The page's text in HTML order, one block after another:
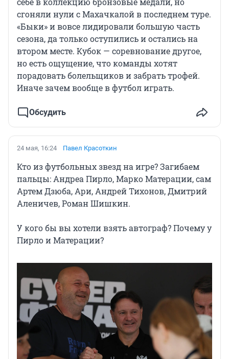
сгоняли нули с Махачкалой в последнем туре.
«Быки» и вовсе лидировали большую часть
сезона, да только оступились и остались на
втором месте. Кубок — соревнование другое,
но есть ощущение, что команды хотят
порадовать болельщиков и забрать трофей.
Иначе зачем вообще в футбол играть.
Обсудить
24 мая, 16:24 Павел Красоткин
Кто из футбольных звезд на игре? Загибаем
пальцы: Андреа Пирло, Марко Матерации, сам
Артем Дзюба, Ари, Андрей Тихонов, Дмитрий
Аленичев, Роман Шишкин.
У кого бы вы хотели взять автограф? Почему у
Пирло и Матерации?